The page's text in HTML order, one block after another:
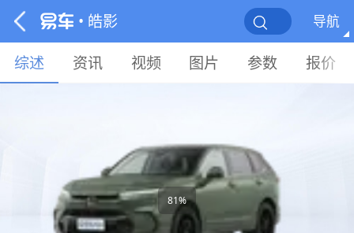
• 皓影 导航
综述 资讯 视频 图片 参数 报价
81%